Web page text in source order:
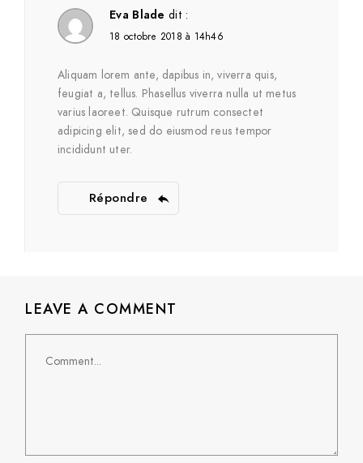
Eva Blade dit :
18 octobre 2018 à 14h46
Aliquam lorem ante, dapibus in, viverra quis,
feugiat a, tellus. Phasellus viverra nulla ut metus
varius laoreet. Quisque rutrum consectet
adipicing elit, sed do eiusmod reus tempor
incididunt uter.
Répondre
LEAVE A COMMENT